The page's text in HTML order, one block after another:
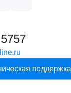
поддержка